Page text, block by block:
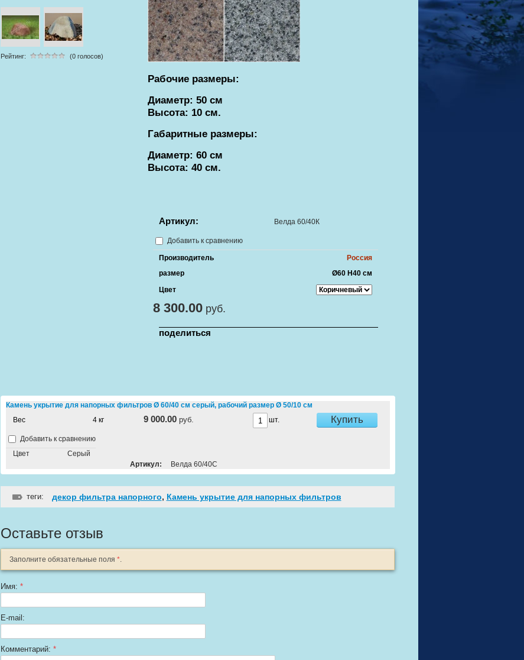
Рейтинг: (0 голосов)
Рабочие размеры:
Диаметр: 50 см
Высота: 10 см.
Габаритные размеры:
Диаметр: 60 см
Высота: 40 см.
Артикул: Велда 60/40К
Добавить к сравнению
Производитель
Россия
размер
Ø60 Н40 см
Цвет
8 300.00руб.
поделиться
Камень укрытие для напорных фильтров Ø 60/40 см серый, рабочий размер Ø 50/10 см
Вес
4 кг 9 000.00руб. шт. Купить
Добавить к сравнению
Цвет
Серый
Артикул:
Велда 60/40С
теги: декор фильтра напорного, Камень укрытие для напорных фильтров
Оставьте отзыв
Заполните обязательные поля *.
Имя: *
E-mail:
Комментарий: *